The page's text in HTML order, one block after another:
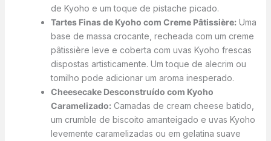
de Kyoho e um toque de pistache picado.
Tartes Finas de Kyoho com Creme Pâtissière:Uma
base de massa crocante, recheada com um creme
pâtissière leve e coberta com uvas Kyoho frescas
dispostas artisticamente. Um toque de alecrim ou
tomilho pode adicionar um aroma inesperado.
Cheesecake Desconstruído com Kyoho
Caramelizado:Camadas de cream cheese batido,
um crumble de biscoito amanteigado e uvas Kyoho
levemente caramelizadas ou em gelatina suave